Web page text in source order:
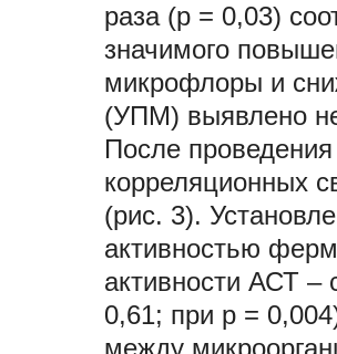
раза (p = 0,03)
значимого
микрофлоры и
(УПМ) выявлено
После
корреляционных
(рис. 3).
активностью
активности АСТ –
0,61; при p =